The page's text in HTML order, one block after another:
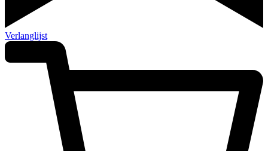
Verlanglijst